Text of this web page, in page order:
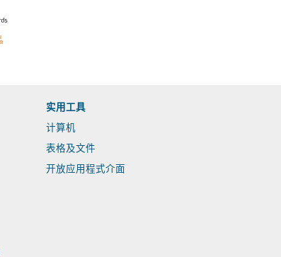
实用工具
计算机
表格及文件
开放应用程式介面